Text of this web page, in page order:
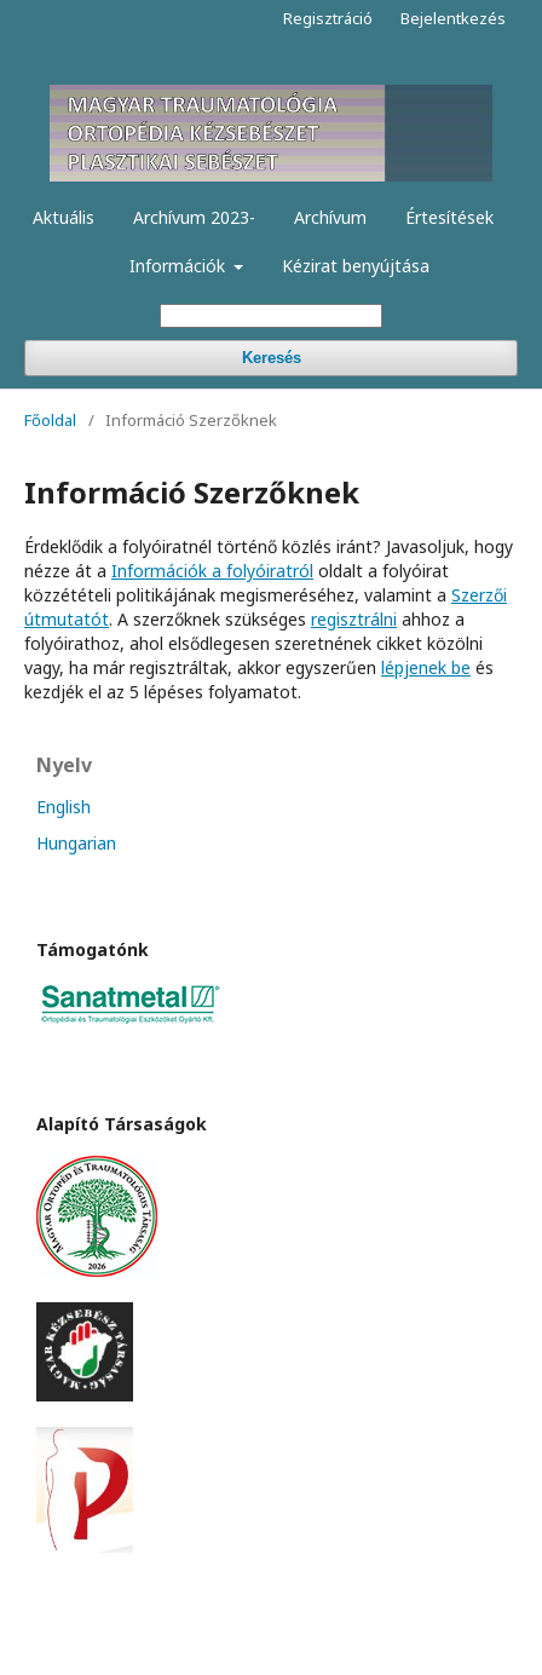
Aktuális Archívum 2023- Archívum Értesítések
Információk Kézirat benyújtása
Keresés
Regisztráció Bejelentkezés
Főoldal / Információ Szerzőknek
Információ Szerzőknek
Érdeklődik a folyóiratnél történő közlés iránt? Javasoljuk, hogy
nézze át a Információk a folyóiratról oldalt a folyóirat
közzétételi politikájának megismeréséhez, valamint a Szerzői
útmutatót. A szerzőknek szükséges regisztrálni ahhoz a
folyóirathoz, ahol elsődlegesen szeretnének cikket közölni
vagy, ha már regisztráltak, akkor egyszerűen lépjenek be és
kezdjék el az 5 lépéses folyamatot.
Nyelv
English
Hungarian
Támogatónk
Alapító Társaságok